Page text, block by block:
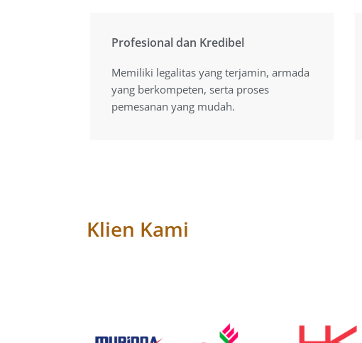
Profesional dan Kredibel
Memiliki legalitas yang terjamin, armada
yang berkompeten, serta proses
pemesanan yang mudah.
Profesional dan Kredibel
Memiliki legalitas yang terjamin, armada
yang berkompeten, serta proses
pemesanan yang mudah.
Klien Kami